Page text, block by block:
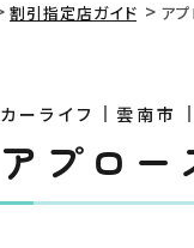
割引指定店ガイド ア
カーライフ 雲南市
アプロー